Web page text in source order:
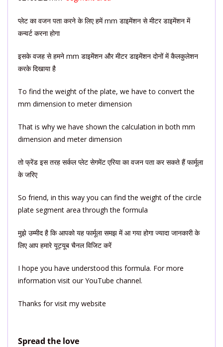
प्लेट का वजन पता करने के लिए हमें mm डाइमेंशन से मीटर डाइमेंशन में
कन्वर्ट करना होगा
इसके वजह से हमने mm डाइमेंशन और मीटर डाइमेंशन दोनों में कैलकुलेशन
करके दिखाया है
To find the weight of the plate, we have to convert the
mm dimension to meter dimension
That is why we have shown the calculation in both mm
dimension and meter dimension
तो फ्रेंड इस तरह सर्कल प्लेट सेगमेंट एरिया का वजन पता कर सकते हैं फार्मूला
के जरिए
So friend, in this way you can find the weight of the circle
plate segment area through the formula
मुझे उम्मीद है कि आपको यह फार्मूला समझ में आ गया होगा ज्यादा जानकारी के
लिए आप हमारे यूट्यूब चैनल विजिट करें
I hope you have understood this formula. For more
information visit our YouTube channel.
Thanks for visit my website
Spread the love